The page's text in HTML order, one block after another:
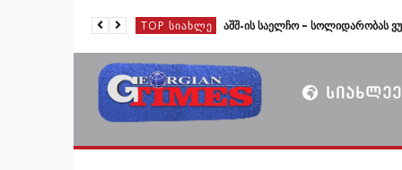
TOP ᲡᲘᲐᲮᲚᲔ
TOP ᲡᲘᲐᲮᲚᲔ
TOP ᲡᲘᲐᲮᲚᲔ
TOP ᲡᲘᲐᲮᲚᲔ